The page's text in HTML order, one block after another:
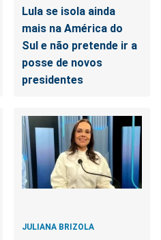
Lula se isola ainda
mais na América do
Sul e não pretende ir a
posse de novos
presidentes
JULIANA BRIZOLA